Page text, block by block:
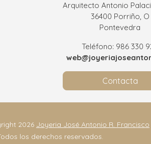
Arquitecto Antonio
36400 Porriño, O
Pontevedra
Teléfono: 986 330
Contacta
2026 Joyeria José Antonio R. Francisco
los derechos reservados.